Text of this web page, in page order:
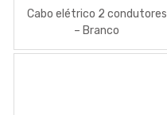
Cabo elétrico 2 condutores
– Branco